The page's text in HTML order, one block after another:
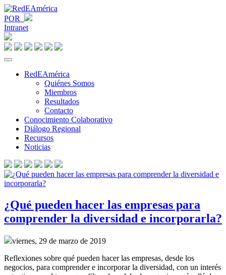
POR
Intranet
RedEAmérica
Quiénes Somos
Miembros
Resultados
Contacto
Conocimiento Colaborativo
Diálogo Regional
Recursos
Noticias
¿Qué pueden hacer las empresas para
comprender la diversidad e incorporarla?
viernes, 29 de marzo de 2019
Reflexiones sobre qué pueden hacer las empresas, desde los
negocios, para comprender e incorporar la diversidad, con un interés